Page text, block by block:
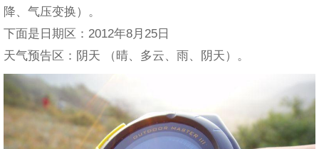
降、气压变换）。
下面是日期区：2012年8月25日
天气预告区：阴天 （晴、多云、雨、阴天）。